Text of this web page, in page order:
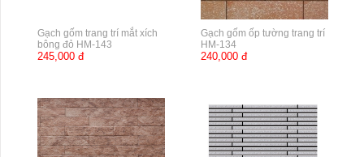
Gạch gốm trang trí mắt xích
bông đỏ HM-143
245,000 đ
Gạch gốm ốp tường trang trí
HM-134
240,000 đ